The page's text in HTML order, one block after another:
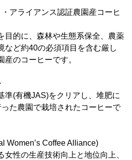
アライアンス認証農園産コーヒ
目的に、森林や生態系保全、農薬
など約40の必須項目を含む厳し
のコーヒーです。
準(有機JAS)をクリアし、堆肥に
た農園で栽培されたコーヒーで
Coffee Alliance)
女性の生産技術向上と地位向上、